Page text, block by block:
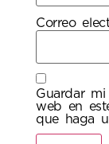
Correo
Guardar
web en
que haga